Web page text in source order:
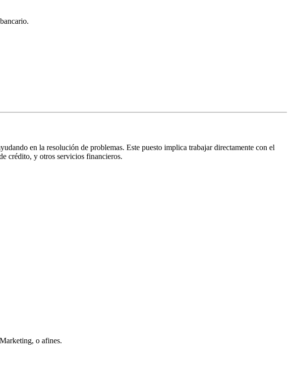
en la resolución de problemas. Este puesto implica trabajar directamente con el
crédito, y otros servicios financieros.
o afines.